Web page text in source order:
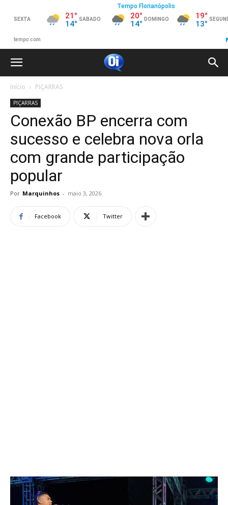
Início PIÇARRAS
PIÇARRAS
Conexão BP encerra com
sucesso e celebra nova orla
com grande participação
popular
Por Marquinhos - maio 3, 2026
Facebook Twitter